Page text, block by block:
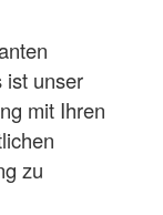
ist unser
mit Ihren
zu